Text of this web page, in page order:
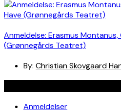
Anmeldelse: Erasmus
(Grønnegårds Teatret)
By: Christian Skovgaard
Anmeldelser